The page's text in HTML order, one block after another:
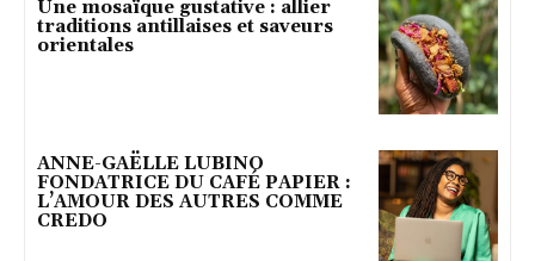
Une mosaïque gustative : allier
traditions antillaises et saveurs
orientales
ANNE-GAËLLE LUBINO
FONDATRICE DU CAFÉ PAPIER :
L’AMOUR DES AUTRES COMME
CREDO